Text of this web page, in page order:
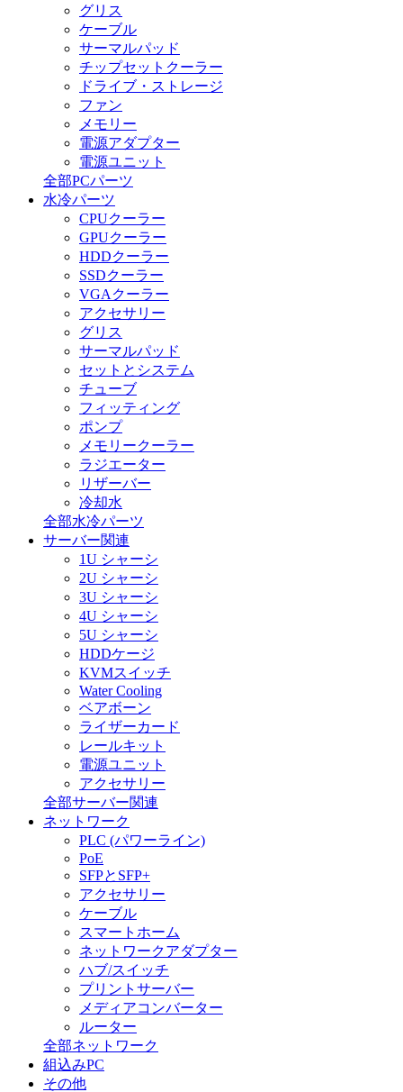
グリス
ケーブル
サーマルパッド
チップセットクーラー
ドライブ・ストレージ
ファン
メモリー
電源アダプター
電源ユニット
全部PCパーツ
水冷パーツ
CPUクーラー
GPUクーラー
HDDクーラー
SSDクーラー
VGAクーラー
アクセサリー
グリス
サーマルパッド
セットとシステム
チューブ
フィッティング
ポンプ
メモリークーラー
ラジエーター
リザーバー
冷却水
全部水冷パーツ
サーバー関連
1U シャーシ
2U シャーシ
3U シャーシ
4U シャーシ
5U シャーシ
HDDケージ
KVMスイッチ
Water Cooling
ベアボーン
ライザーカード
レールキット
電源ユニット
アクセサリー
全部サーバー関連
ネットワーク
PLC (パワーライン)
PoE
SFPとSFP+
アクセサリー
ケーブル
スマートホーム
ネットワークアダプター
ハブ/スイッチ
プリントサーバー
メディアコンバーター
ルーター
全部ネットワーク
組込みPC
その他